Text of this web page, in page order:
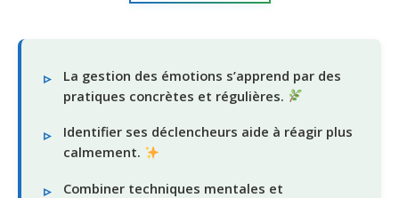
La gestion des émotions s’apprend par des
pratiques concrètes et régulières.
Identifier ses déclencheurs aide à réagir plus
calmement.
Combiner techniques mentales et